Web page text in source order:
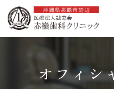
オフィシ